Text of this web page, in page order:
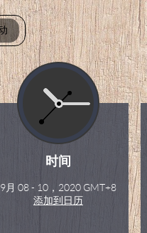
时间
9月 08 - 10，2020 GMT+8
添加到日历